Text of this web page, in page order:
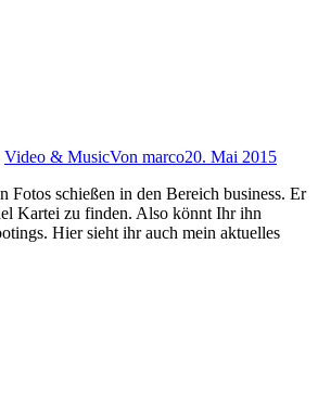
Video & MusicVon marco20. Mai 2015
Fotos schießen in den Bereich business. Er
Kartei zu finden. Also könnt Ihr ihn
Hier sieht ihr auch mein aktuelles